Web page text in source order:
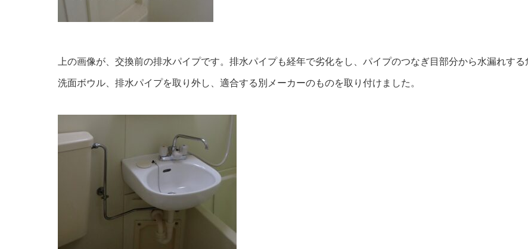
上の画像が、交換前の排水パイプです。排水パイプも経年で劣化をし、パイプのつなぎ目部分から水漏れする
洗面ボウル、排水パイプを取り外し、適合する別メーカーのものを取り付けました。